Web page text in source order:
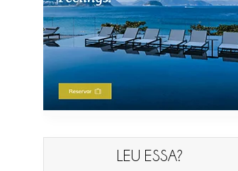
LEU ESSA?